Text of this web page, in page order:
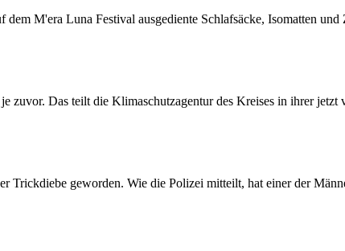
M'era Luna Festival ausgediente Schlafsäcke, Isomatten und
zuvor. Das teilt die Klimaschutzagentur des Kreises in ihrer
Trickdiebe geworden. Wie die Polizei mitteilt, hat einer der